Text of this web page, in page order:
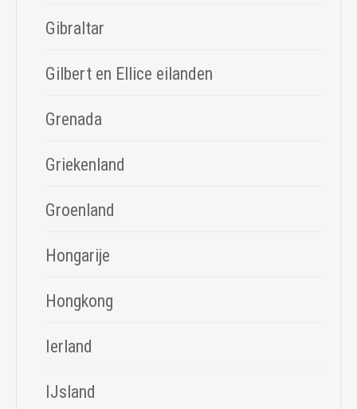
Gibraltar
Gilbert en Ellice eilanden
Grenada
Griekenland
Groenland
Hongarije
Hongkong
Ierland
IJsland